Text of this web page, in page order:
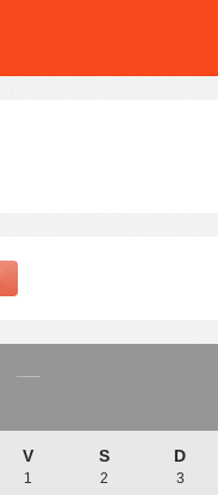
V S D
1 2
3